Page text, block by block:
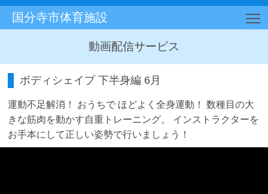
国分寺市体育施設
動画配信サービス
ボディシェイプ 下半身編 6月
運動不足解消！ おうちで ほどよく全身運動！ 数種目の大
きな筋肉を動かす自重トレーニング。 インストラクターを
お手本にして正しい姿勢で行いましょう！